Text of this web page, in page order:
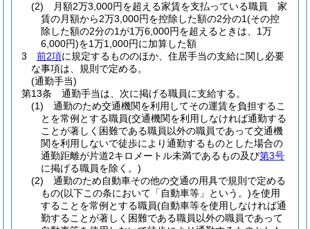
(2)
月額2万3,000円を超える家賃を支払っている職員 家
賃の月額から2万3,000円を控除した額の2分の1(その控
除した額の2分の1が1万6,000円を超えるときは、1万
6,000円)を1万1,000円に加算した額
3
前2項に規定するもののほか、住居手当の支給に関し必要
な事項は、規則で定める。
(通勤手当)
第13条
通勤手当は、次に掲げる職員に支給する。
(1)
通勤のため交通機関を利用してその運賃を負担するこ
とを常例とする職員(交通機関を利用しなければ通勤する
ことが著しく困難である職員以外の職員であって交通機
関を利用しないで徒歩により通勤するものとした場合の
通勤距離が片道2キロメートル未満であるもの及び第3号
に掲げる職員を除く。)
(2)
通勤のため自動車その他の交通の用具で規則で定める
もの(以下この条において「自動車等」という。)を使用
することを常例とする職員(自動車等を使用しなければ通
勤することが著しく困難である職員以外の職員であって